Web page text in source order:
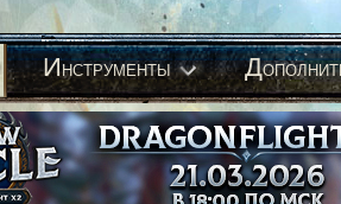
Инструменты Д